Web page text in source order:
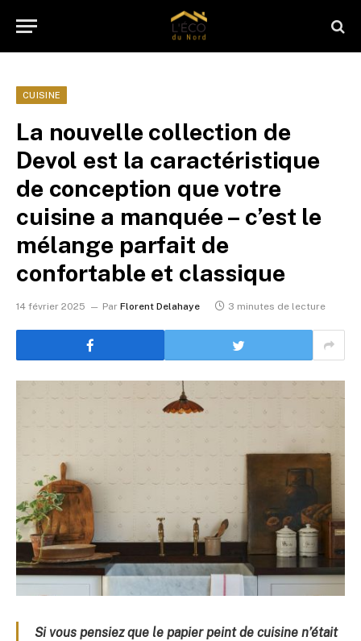
CUISINE
La nouvelle collection de
Devol est la caractéristique
de conception que votre
cuisine a manquée – c’est le
mélange parfait de
confortable et classique
14 février 2025 Par Florent Delahaye 3 minutes de lecture
Si vous pensiez que le papier peint de cuisine n’était